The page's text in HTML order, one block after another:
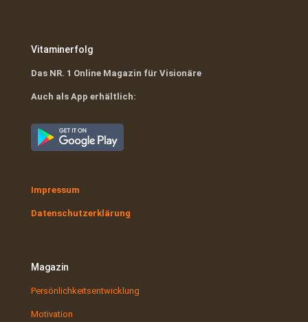
Vitaminerfolg
Das NR. 1 Online Magazin für Visionäre
Auch als App erhältlich:
Impressum
Datenschutzerklärung
Magazin
Persönlichkeitsentwicklung
Motivation